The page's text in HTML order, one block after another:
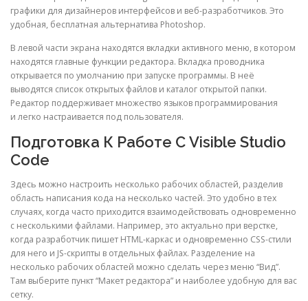
графики для дизайнеров интерфейсов и веб-разработчиков. Это
удобная, бесплатная альтернатива Photoshop.
В левой части экрана находятся вкладки активного меню, в котором
находятся главные функции редактора. Вкладка проводника
открывается по умолчанию при запуске программы. В неё
выводятся список открытых файлов и каталог открытой папки.
Редактор поддерживает множество языков программирования
и легко настраивается под пользователя.
Подготовка К Работе С Visible Studio
Code
Здесь можно настроить несколько рабочих областей, разделив
область написания кода на несколько частей. Это удобно в тех
случаях, когда часто приходится взаимодействовать одновременно
с несколькими файлами. Например, это актуально при верстке,
когда разработчик пишет HTML-каркас и одновременно CSS-стили
для него и JS-скрипты в отдельных файлах. Разделение на
несколько рабочих областей можно сделать через меню “Вид”.
Там выберите пункт “Макет редактора” и наиболее удобную для вас
сетку.